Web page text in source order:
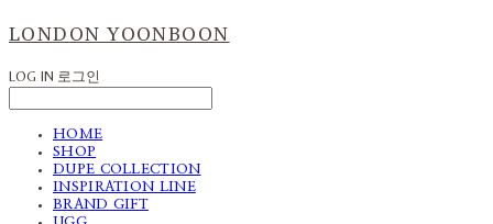
LONDON YOONBOON
LOG IN 로그인
HOME
SHOP
DUPE COLLECTION
INSPIRATION LINE
BRAND GIFT